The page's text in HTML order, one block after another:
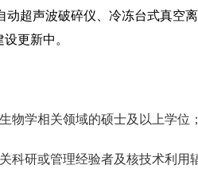
动超声波破碎仪、冷冻台式真空
更新中。
物学相关领域的硕士及以上学位；
科研或管理经验者及核技术利用